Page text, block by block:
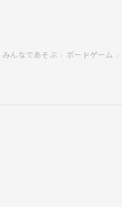
みんなであそぶ ボードゲーム